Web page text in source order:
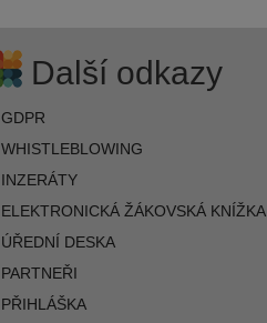
Další odkazy
GDPR
WHISTLEBLOWING
INZERÁTY
ELEKTRONICKÁ ŽÁKOVSKÁ KNÍŽKA
ÚŘEDNÍ DESKA
PARTNEŘI
PŘIHLÁŠKA